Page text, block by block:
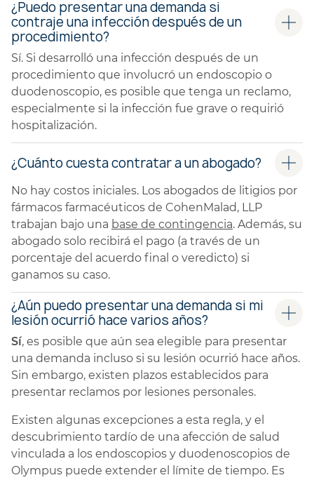
¿Puedo presentar una demanda si
contraje una infección después de un
procedimiento?
Sí. Si desarrolló una infección después de un
procedimiento que involucró un endoscopio o
duodenoscopio, es posible que tenga un reclamo,
especialmente si la infección fue grave o requirió
hospitalización.
¿Cuánto cuesta contratar a un abogado?
No hay costos iniciales. Los abogados de litigios por
fármacos farmacéuticos de CohenMalad, LLP
trabajan bajo una base de contingencia. Además, su
abogado solo recibirá el pago (a través de un
porcentaje del acuerdo final o veredicto) si
ganamos su caso.
¿Aún puedo presentar una demanda si mi
lesión ocurrió hace varios años?
Sí, es posible que aún sea elegible para presentar
una demanda incluso si su lesión ocurrió hace años.
Sin embargo, existen plazos establecidos para
presentar reclamos por lesiones personales.
Existen algunas excepciones a esta regla, y el
descubrimiento tardío de una afección de salud
vinculada a los endoscopios y duodenoscopios de
Olympus puede extender el límite de tiempo. Es